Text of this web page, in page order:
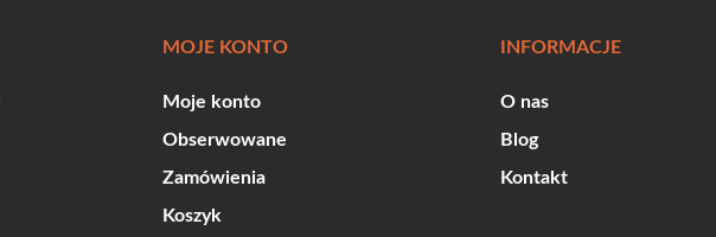
MOJE KONTO
Moje konto
Obserwowane
Zamówienia
Koszyk
INFORMACJE
O nas
Blog
Kontakt